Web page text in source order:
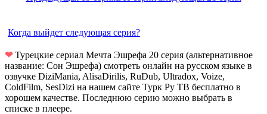
Когда выйдет следующая серия?
❤Турецкие сериал Мечта Эшрефа 20 серия (альтернативное
название: Сон Эшрефа) смотреть онлайн на русском языке в
озвучке DiziMania, AlisaDirilis, RuDub, Ultradox, Voize,
ColdFilm, SesDizi на нашем сайте Турк Ру ТВ бесплатно в
хорошем качестве. Последнюю серию можно выбрать в
списке в плеере.